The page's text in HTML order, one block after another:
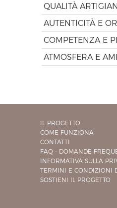
QUALITÀ
AUTENTICITÀ E
COMPETENZA E
ATMOSFERA E
IL PROGETTO
COME FUNZIONA
CONTATTI
FAQ - DOMANDE
INFORMATIVA SULLA
TERMINI E CONDIZIONI
SOSTIENI IL PROGETTO